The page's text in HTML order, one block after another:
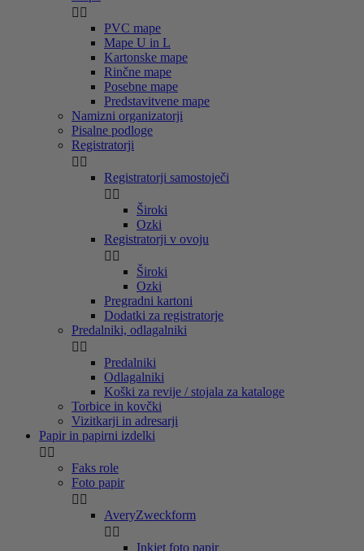
 
PVC mape
Mape U in L
Kartonske mape
Rinčne mape
Posebne mape
Predstavitvene mape
Namizni organizatorji
Pisalne podloge
Registratorji
 
Registratorji samostoječi
 
Široki
Ozki
Registratorji v ovoju
 
Široki
Ozki
Pregradni kartoni
Dodatki za registratorje
Predalniki, odlagalniki
 
Predalniki
Odlagalniki
Koški za revije / stojala za kataloge
Torbice in kovčki
Vizitkarji in adresarji
Papir in papirni izdelki
 
Faks role
Foto papir
 
AveryZweckform
 
Inkjet foto papir